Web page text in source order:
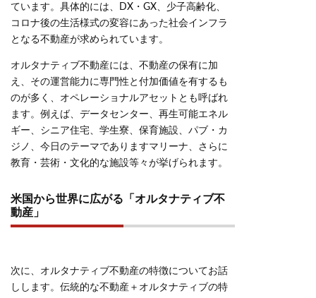
ています。具体的には、DX・GX、少子高齢化、
コロナ後の生活様式の変容にあった社会インフラ
となる不動産が求められています。
オルタナティブ不動産には、不動産の保有に加
え、その運営能力に専門性と付加価値を有するも
のが多く、オペレーショナルアセットとも呼ばれ
ます。例えば、データセンター、再生可能エネル
ギー、シニア住宅、学生寮、保育施設、パブ・カ
ジノ、今日のテーマでありますマリーナ、さらに
教育・芸術・文化的な施設等々が挙げられます。
米国から世界に広がる「オルタナティブ不
動産」
次に、オルタナティブ不動産の特徴についてお話
しします。伝統的な不動産＋オルタナティブの特